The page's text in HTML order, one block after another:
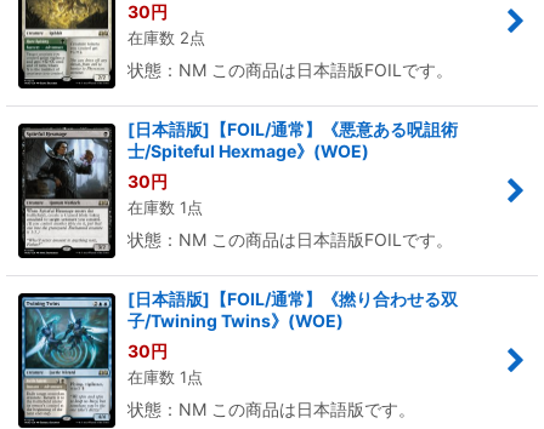
30円
在庫数 2点
状態：NM この商品は日本語版FOILです。
[日本語版]【FOIL/通常】《悪意ある呪詛術
士/Spiteful Hexmage》(WOE)
30円
在庫数 1点
状態：NM この商品は日本語版FOILです。
[日本語版]【FOIL/通常】《撚り合わせる双
子/Twining Twins》(WOE)
30円
在庫数 1点
状態：NM この商品は日本語版です。